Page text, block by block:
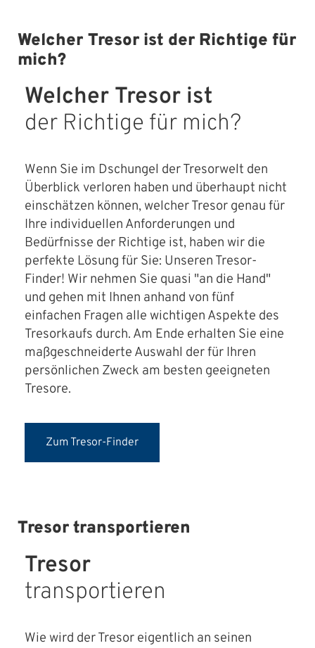
Welcher Tresor ist der Richtige für
mich?
Welcher Tresor ist
der Richtige für mich?
Wenn Sie im Dschungel der Tresorwelt den
Überblick verloren haben und überhaupt nicht
einschätzen können, welcher Tresor genau für
Ihre individuellen Anforderungen und
Bedürfnisse der Richtige ist, haben wir die
perfekte Lösung für Sie: Unseren Tresor-
Finder! Wir nehmen Sie quasi "an die Hand"
und gehen mit Ihnen anhand von fünf
einfachen Fragen alle wichtigen Aspekte des
Tresorkaufs durch. Am Ende erhalten Sie eine
maßgeschneiderte Auswahl der für Ihren
persönlichen Zweck am besten geeigneten
Tresore.
Zum Tresor-Finder
Tresor transportieren
Tresor
transportieren
Wie wird der Tresor eigentlich an seinen